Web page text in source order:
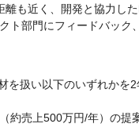
離も近く、開発と協力し
ト部門にフィードバック
を扱い以下のいずれかを
売上500万円/年）の提